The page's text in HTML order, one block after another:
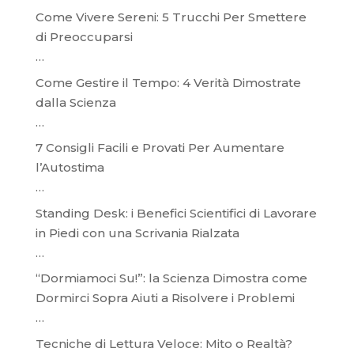
Come Vivere Sereni: 5 Trucchi Per Smettere
di Preoccuparsi
…
Come Gestire il Tempo: 4 Verità Dimostrate
dalla Scienza
…
7 Consigli Facili e Provati Per Aumentare
l’Autostima
…
Standing Desk: i Benefici Scientifici di Lavorare
in Piedi con una Scrivania Rialzata
…
“Dormiamoci Su!”: la Scienza Dimostra come
Dormirci Sopra Aiuti a Risolvere i Problemi
…
Tecniche di Lettura Veloce: Mito o Realtà?